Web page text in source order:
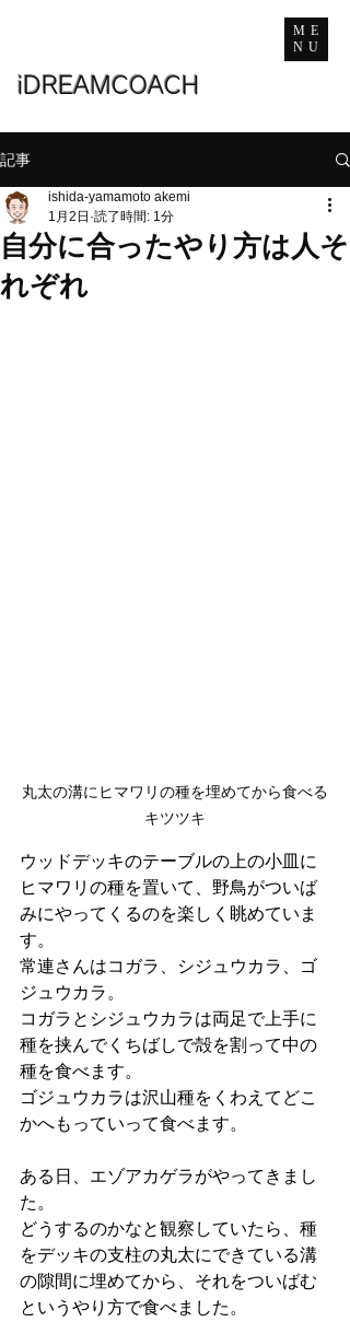
ME
NU
iDREAMCOACH
記事
自分に合ったやり方は人そ
れぞれ
ishida-yamamoto akemi
1月2日 読了時間: 1分
丸太の溝にヒマワリの種を埋めてから食べる
キツツキ
ウッドデッキのテーブルの上の小皿に
ヒマワリの種を置いて、野鳥がついば
みにやってくるのを楽しく眺めていま
す。
常連さんはコガラ、シジュウカラ、ゴ
ジュウカラ。
コガラとシジュウカラは両足で上手に
種を挟んでくちばしで殻を割って中の
種を食べます。
ゴジュウカラは沢山種をくわえてどこ
かへもっていって食べます。
ある日、エゾアカゲラがやってきまし
た。
どうするのかなと観察していたら、種
をデッキの支柱の丸太にできている溝
の隙間に埋めてから、それをついばむ
というやり方で食べました。